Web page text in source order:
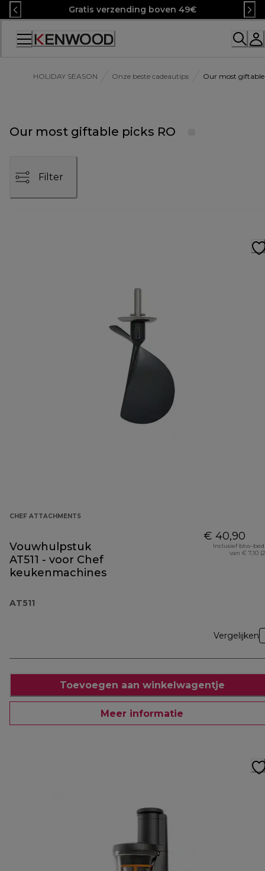
Skip
to
Content
Gratis verzending boven 49€
HOLIDAY SEASON Onze beste cadeautips Our most
Our most giftable picks RO
Filter
CHEF ATTACHMENTS
Vouwhulpstuk
AT511 - voor Chef
keukenmachines
AT511
€ 40,90
Inclusief btw-
van € 7,10
Vergelijken
Toevoegen aan winkelwagentje
Meer informatie